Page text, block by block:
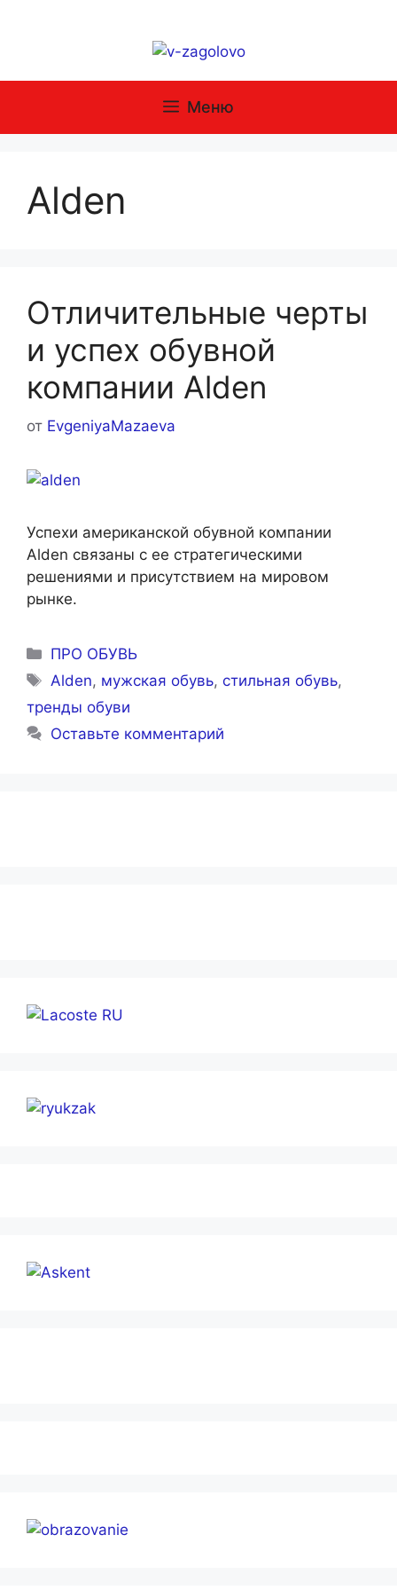
Меню
Alden
Отличительные черты
и успех обувной
компании Alden
от EvgeniyaMazaeva
Успехи американской обувной компании
Alden связаны с ее стратегическими
решениями и присутствием на мировом
рынке.
Рубрики
ПРО ОБУВЬ
Метки
Alden, мужская обувь, стильная обувь,
тренды обуви
Оставьте комментарий